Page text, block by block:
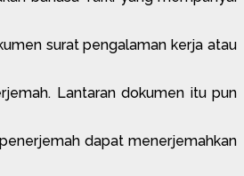
surat pengalaman kerja atau
Lantaran dokumen itu pun
dapat menerjemahkan